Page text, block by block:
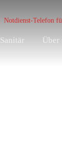
Notdienst-Telefon
Sanitär Über